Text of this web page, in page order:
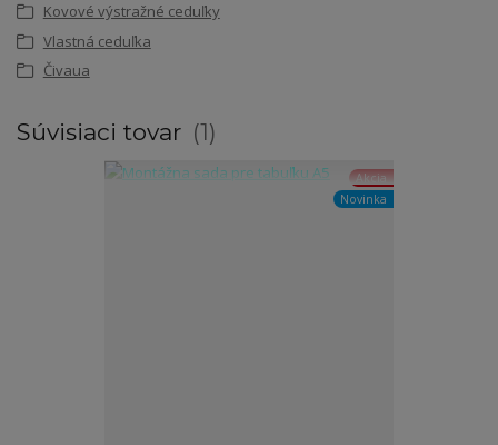
Kovové výstražné ceduľky
Vlastná ceduľka
Čivaua
Súvisiaci tovar 1
Akcia
Novinka